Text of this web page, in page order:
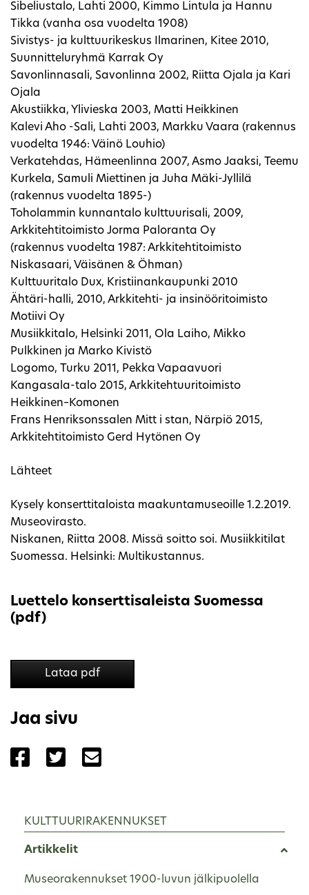
Sibeliustalo, Lahti 2000, Kimmo Lintula ja Hannu
Tikka (vanha osa vuodelta 1908)
Sivistys- ja kulttuurikeskus Ilmarinen, Kitee 2010,
Suunnitteluryhmä Karrak Oy
Savonlinnasali, Savonlinna 2002, Riitta Ojala ja Kari
Ojala
Akustiikka, Ylivieska 2003, Matti Heikkinen
Kalevi Aho -Sali, Lahti 2003, Markku Vaara (rakennus
vuodelta 1946: Väinö Louhio)
Verkatehdas, Hämeenlinna 2007, Asmo Jaaksi, Teemu
Kurkela, Samuli Miettinen ja Juha Mäki-Jyllilä
(rakennus vuodelta 1895-)
Toholammin kunnantalo kulttuurisali, 2009,
Arkkitehtitoimisto Jorma Paloranta Oy
(rakennus vuodelta 1987: Arkkitehtitoimisto
Niskasaari, Väisänen & Öhman)
Kulttuuritalo Dux, Kristiinankaupunki 2010
Ähtäri-halli, 2010, Arkkitehti- ja insinööritoimisto
Motiivi Oy
Musiikkitalo, Helsinki 2011, Ola Laiho, Mikko
Pulkkinen ja Marko Kivistö
Logomo, Turku 2011, Pekka Vapaavuori
Kangasala-talo 2015, Arkkitehtuuritoimisto
Heikkinen–Komonen
Frans Henriksonssalen Mitt i stan, Närpiö 2015,
Arkkitehtitoimisto Gerd Hytönen Oy
Lähteet
Kysely konserttitaloista maakuntamuseoille 1.2.2019.
Museovirasto.
Niskanen, Riitta 2008. Missä soitto soi. Musiikkitilat
Suomessa. Helsinki: Multikustannus.
Luettelo konserttisaleista Suomessa
(pdf)
Lataa pdf
Jaa sivu
Jaa sivu palvelussa Facebook
Jaa sivu palvelussa Twitter
KULTTUURIRAKENNUKSET
Artikkelit
Museorakennukset 1900-luvun jälkipuolella